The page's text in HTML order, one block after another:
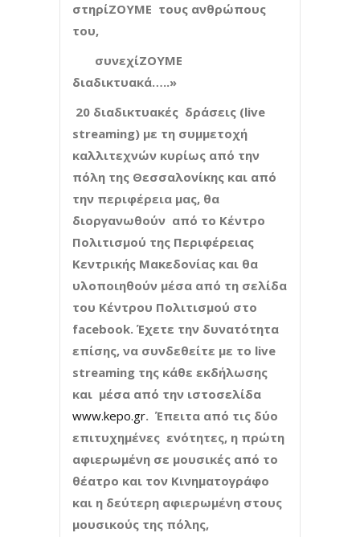
στηρίΖΟΥΜΕ τους ανθρώπους
του,
συνεχίΖΟΥΜΕ
διαδικτυακά…..»
20 διαδικτυακές δράσεις (live
streaming) με τη συμμετοχή
καλλιτεχνών κυρίως από την
πόλη της Θεσσαλονίκης και από
την περιφέρεια μας, θα
διοργανωθούν από το Κέντρο
Πολιτισμού της Περιφέρειας
Κεντρικής Μακεδονίας και θα
υλοποιηθούν μέσα από τη σελίδα
του Κέντρου Πολιτισμού στο
facebook. Έχετε την δυνατότητα
επίσης, να συνδεθείτε με το live
streaming της κάθε εκδήλωσης
και μέσα από την ιστοσελίδα
www.kepo.gr. Έπειτα από τις δύο
επιτυχημένες ενότητες, η πρώτη
αφιερωμένη σε μουσικές από το
θέατρο και τον Κινηματογράφο
και η δεύτερη αφιερωμένη στους
μουσικούς της πόλης,